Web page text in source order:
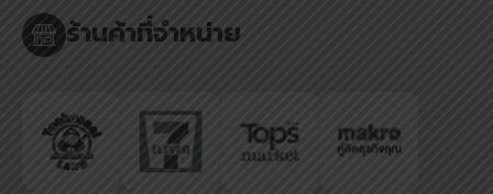
ร้านค้าที่จำหน่าย